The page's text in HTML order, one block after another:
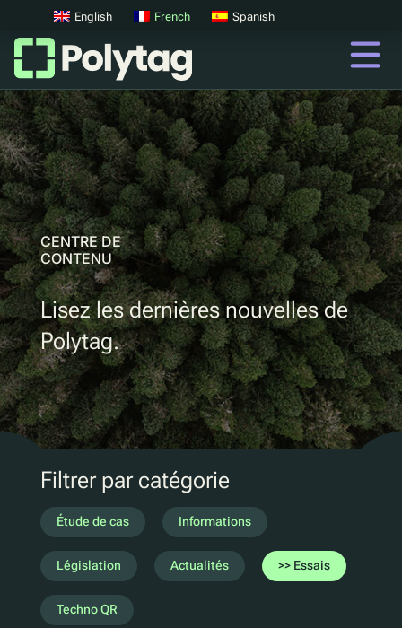
codes QR
Codes QR avancés
Tags UV
Tri par UV
QR
Passeports Produit Numériques
Consigne digitale
Authentification des produits
Marketing D2C
QR Réutilisation et recharge
Ecotrace
Données EPR
Tri amélioré
English French Spanish
CENTRE DE
CONTENU
Lisez les dernières nouvelles de
Polytag.
Filtrer par catégorie
Étude de cas Informations
Législation Actualités Essais
Techno QR